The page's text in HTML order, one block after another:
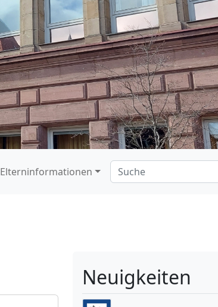
Elterninformationen
Neuigkeiten